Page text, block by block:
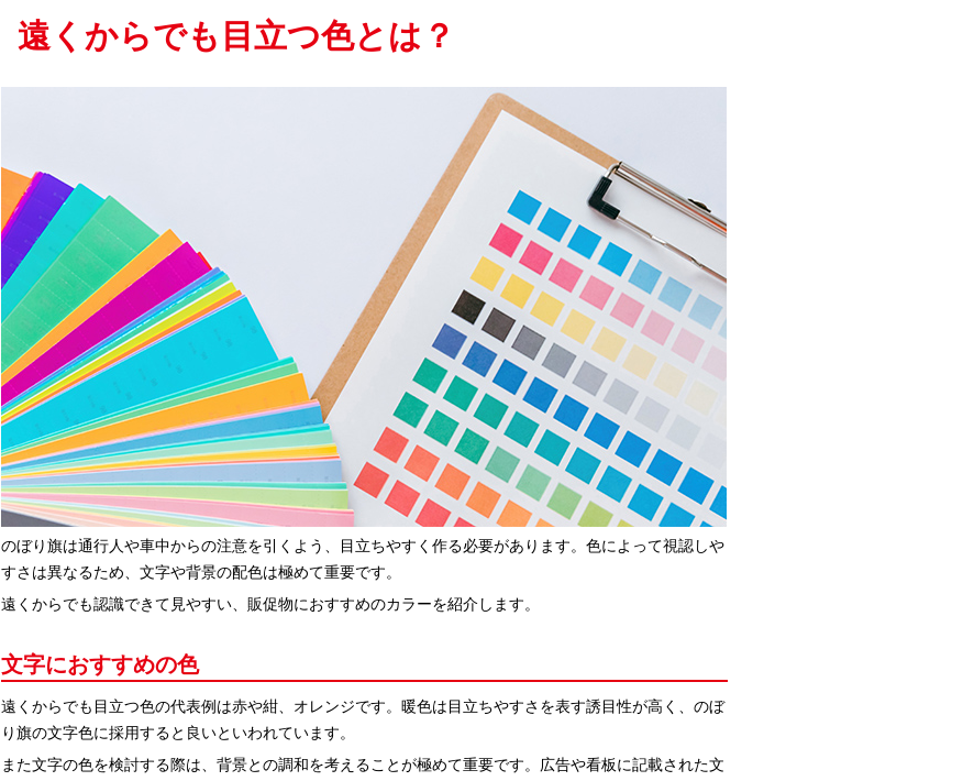
遠くからでも目立つ色とは？
のぼり旗は通行人や車中からの注意を引くよう、目立ちやすく作る必要があります。色によって視認しや
すさは異なるため、文字や背景の配色は極めて重要です。
遠くからでも認識できて見やすい、販促物におすすめのカラーを紹介します。
文字におすすめの色
遠くからでも目立つ色の代表例は赤や紺、オレンジです。暖色は目立ちやすさを表す誘目性が高く、のぼ
り旗の文字色に採用すると良いといわれています。
また文字の色を検討する際は、背景との調和を考えることが極めて重要です。広告や看板に記載された文